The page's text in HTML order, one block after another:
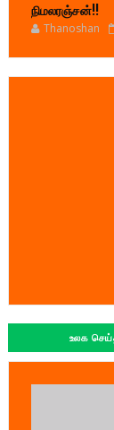
நிமலரஞ்சன்!!
Thanoshan
உலக